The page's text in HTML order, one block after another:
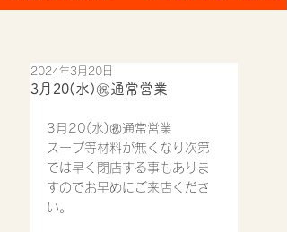
3月20(水)㊗️通常営業
2024年3月20日
3月20(水)㊗️通常営業
スープ等材料が無くなり次第
では早く閉店する事もありま
すのでお早めにご来店くださ
い。